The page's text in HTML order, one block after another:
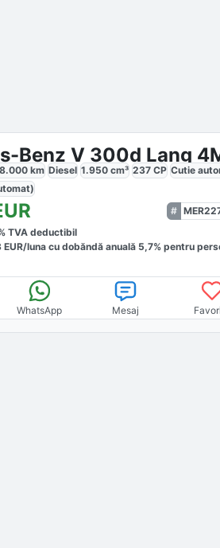
km Diesel 1.950 cm³ 237 CP Cutie
TVA deductibil
EUR/luna cu dobăndă anuală 5,7% pentru
WhatsApp Mesaj